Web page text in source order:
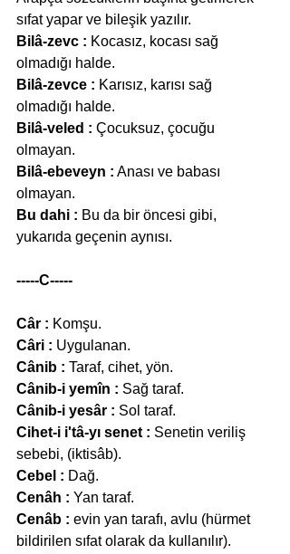
sıfat yapar ve bileşik yazılır.
Bilâ-zevc : Kocasız, kocası sağ
olmadığı halde.
Bilâ-zevce : Karısız, karısı sağ
olmadığı halde.
Bilâ-veled : Çocuksuz, çocuğu
olmayan.
Bilâ-ebeveyn : Anası ve babası
olmayan.
Bu dahi : Bu da bir öncesi gibi,
yukarıda geçenin aynısı.
-----C-----
Câr : Komşu.
Câri : Uygulanan.
Cânib : Taraf, cihet, yön.
Cânib-i yemîn : Sağ taraf.
Cânib-i yesâr : Sol taraf.
Cihet-i i'tâ-yı senet : Senetin veriliş
sebebi, (iktisâb).
Cebel : Dağ.
Cenâh : Yan taraf.
Cenâb : evin yan tarafı, avlu (hürmet
bildirilen sıfat olarak da kullanılır).